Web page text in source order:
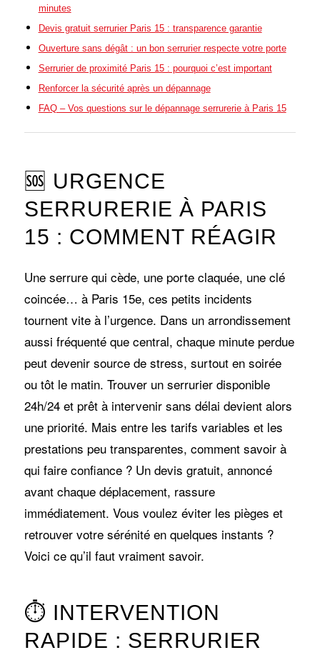
minutes
Devis gratuit serrurier Paris 15 : transparence garantie
Ouverture sans dégât : un bon serrurier respecte votre porte
Serrurier de proximité Paris 15 : pourquoi c’est important
Renforcer la sécurité après un dépannage
FAQ – Vos questions sur le dépannage serrurerie à Paris 15
🆘 URGENCE
SERRURERIE À PARIS
15 : COMMENT RÉAGIR
Une serrure qui cède, une porte claquée, une clé
coincée… à Paris 15e, ces petits incidents
tournent vite à l’urgence. Dans un arrondissement
aussi fréquenté que central, chaque minute perdue
peut devenir source de stress, surtout en soirée
ou tôt le matin. Trouver un serrurier disponible
24h/24 et prêt à intervenir sans délai devient alors
une priorité. Mais entre les tarifs variables et les
prestations peu transparentes, comment savoir à
qui faire confiance ? Un devis gratuit, annoncé
avant chaque déplacement, rassure
immédiatement. Vous voulez éviter les pièges et
retrouver votre sérénité en quelques instants ?
Voici ce qu’il faut vraiment savoir.
⏱️ INTERVENTION
RAPIDE : SERRURIER